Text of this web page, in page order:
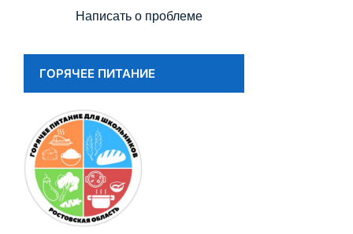
Написать о проблеме
ГОРЯЧЕЕ ПИТАНИЕ